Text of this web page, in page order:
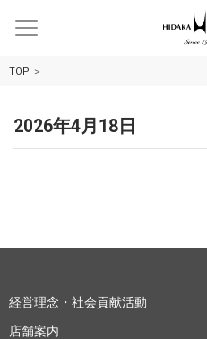
TOP
2026年4月18日
経営理念・社会貢献活動
店舗案内